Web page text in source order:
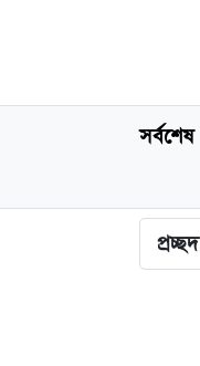
সর্বশেষ
প্রচ্ছদ